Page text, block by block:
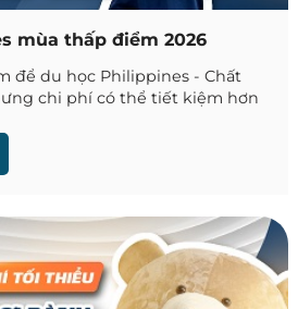
mùa thấp điểm 2026
để du học Philippines - Chất
chi phí có thể tiết kiệm hơn